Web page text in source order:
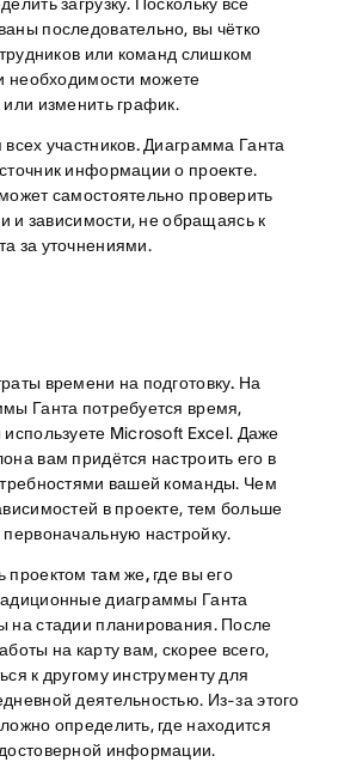
загрузку. Поскольку все
последовательно, вы чётко
или команд слишком
необходимости можете
или изменить график.
участников.Диаграмма Ганта
информации о проекте.
самостоятельно проверить
и зависимости, не обращаясь к
за уточнениями.
времени на подготовку. На
Ганта потребуется время,
Microsoft Excel. Даже
вам придётся настроить его в
вашей команды. Чем
в проекте, тем больше
настройку.
проектом там же, где вы его
диаграммы Ганта
на стадии планирования. После
на карту вам, скорее всего,
к другому инструменту для
деятельностью. Из-за этого
определить, где находится
информации.